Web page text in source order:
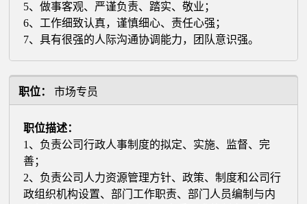
5、做事客观、严谨负责、踏实、敬业；
6、工作细致认真，谨慎细心、责任心强；
7、具有很强的人际沟通协调能力，团队意识强。
职位： 市场专员
职位描述：
1、负责公司行政人事制度的拟定、实施、监督、完
善；
2、负责公司人力资源管理方针、政策、制度和公司行
政组织机构设置、部门工作职责、部门人员编制与内